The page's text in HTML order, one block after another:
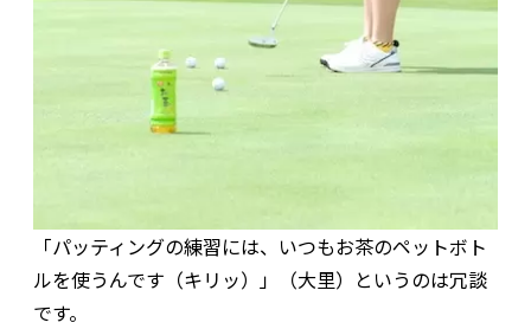
「パッティングの練習には、いつもお茶のペットボト
ルを使うんです（キリッ）」（大里）というのは冗談
です。